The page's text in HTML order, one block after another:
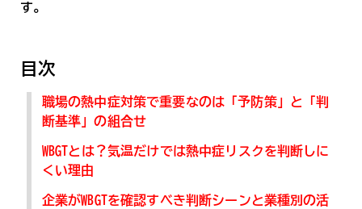
す。
目次
職場の熱中症対策で重要なのは「予防策」と「判
断基準」の組合せ
WBGTとは？気温だけでは熱中症リスクを判断しに
くい理由
企業がWBGTを確認すべき判断シーンと業種別の活